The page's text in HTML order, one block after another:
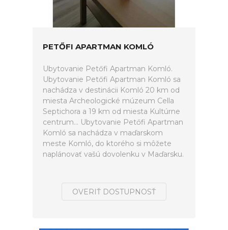
PETŐFI APARTMAN KOMLÓ
Ubytovanie Petőfi Apartman Komló.
Ubytovanie Petőfi Apartman Komló sa
nachádza v destinácii Komló 20 km od
miesta Archeologické múzeum Cella
Septichora a 19 km od miesta Kultúrne
centrum... Ubytovanie Petőfi Apartman
Komló sa nachádza v maďarskom
meste Komló, do ktorého si môžete
naplánovať vašú dovolenku v Maďarsku.
OVERIŤ DOSTUPNOSŤ